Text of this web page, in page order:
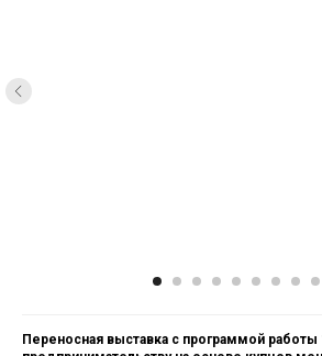
Переносная выставка с программой работы